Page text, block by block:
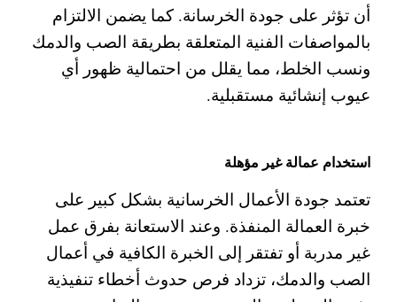
أن تؤثر على جودة الخرسانة. كما يضمن الالتزام
بالمواصفات الفنية المتعلقة بطريقة الصب والدمك
ونسب الخلط، مما يقلل من احتمالية ظهور أي
عيوب إنشائية مستقبلية.
استخدام عمالة غير مؤهلة
تعتمد جودة الأعمال الخرسانية بشكل كبير على
خبرة العمالة المنفذة. وعند الاستعانة بفرق عمل
غير مدربة أو تفتقر إلى الخبرة الكافية في أعمال
الصب والدمك، تزداد فرص حدوث أخطاء تنفيذية